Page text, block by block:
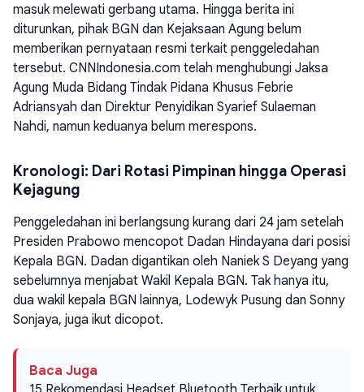
masuk melewati gerbang utama. Hingga berita ini
diturunkan, pihak BGN dan Kejaksaan Agung belum
memberikan pernyataan resmi terkait penggeledahan
tersebut. CNNIndonesia.com telah menghubungi Jaksa
Agung Muda Bidang Tindak Pidana Khusus Febrie
Adriansyah dan Direktur Penyidikan Syarief Sulaeman
Nahdi, namun keduanya belum merespons.
Kronologi: Dari Rotasi Pimpinan hingga Operasi
Kejagung
Penggeledahan ini berlangsung kurang dari 24 jam setelah
Presiden Prabowo mencopot Dadan Hindayana dari posisi
Kepala BGN. Dadan digantikan oleh Naniek S Deyang yang
sebelumnya menjabat Wakil Kepala BGN. Tak hanya itu,
dua wakil kepala BGN lainnya, Lodewyk Pusung dan Sonny
Sonjaya, juga ikut dicopot.
Baca Juga